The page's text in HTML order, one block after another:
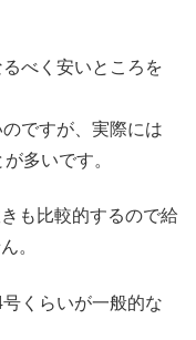
べく安いところを
ですが、実際には
多いです。
も比較的するので給
。
くらいが一般的な